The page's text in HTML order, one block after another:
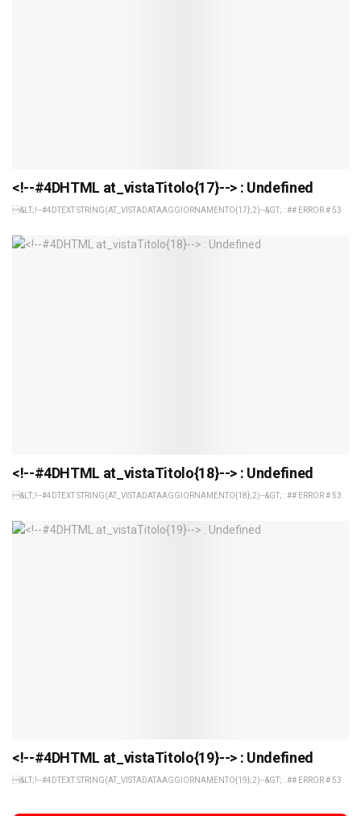
<!--#4DHTML at_vistaTitolo{17}--> : Undefined
&LT;!--#4DTEXT STRING(AT_VISTADATAAGGIORNAMENTO{17};2)--&GT; : ## ERROR # 53
<!--#4DHTML at_vistaTitolo{18}--> : Undefined
&LT;!--#4DTEXT STRING(AT_VISTADATAAGGIORNAMENTO{18};2)--&GT; : ## ERROR # 53
<!--#4DHTML at_vistaTitolo{19}--> : Undefined
&LT;!--#4DTEXT STRING(AT_VISTADATAAGGIORNAMENTO{19};2)--&GT; : ## ERROR # 53